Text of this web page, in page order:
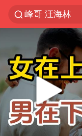
峰哥 汪海林
河南重大刑事
黄金创今年